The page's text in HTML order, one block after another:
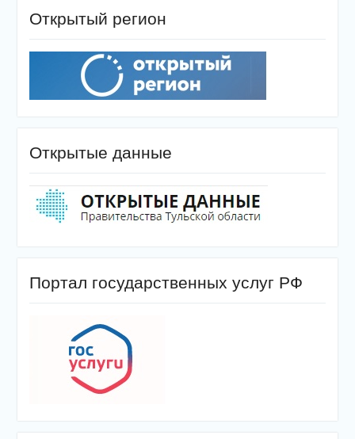
Открытый регион
Открытые данные
Портал государственных услуг РФ